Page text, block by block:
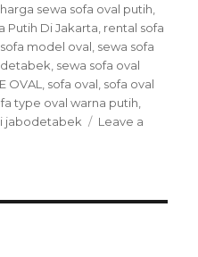
harga sewa sofa oval putih
Putih Di Jakarta rental sofa
model oval sewa sofa
sewa sofa oval
OVAL sofa oval sofa oval
type oval warna putih
jabodetabek
Leave a